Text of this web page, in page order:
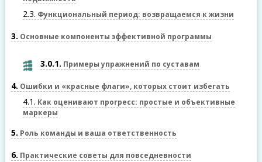
2.3 Функциональный период: возвращаемся к жизни
3 Основные компоненты эффективной программы
3.0.1 Примеры упражнений по суставам
4 Ошибки и «красные флаги», которых стоит избегать
4.1 Как оценивают прогресс: простые и объективные
маркеры
5 Роль команды и ваша ответственность
6 Практические советы для повседневности